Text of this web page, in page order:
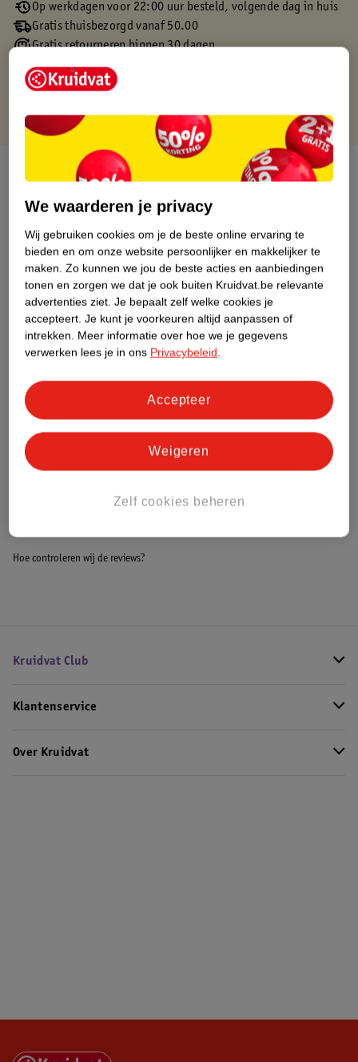
Op werkdagen voor 22:00 uur besteld, volgende dag in huis
Gratis thuisbezorgd vanaf 50.00
Gratis retourneren binnen 30 dagen
Gratis punten met je Kruidvat kaart
Over dit product
Productinformatie
Etiketinformatie
Nature Impact Score
Dit product heeft (nog) geen Nature
Impact Score.
Meer informatie
Bestel & Bezorginformatie
Hoe controleren wij de reviews?
Kruidvat Club
Klantenservice
Over Kruidvat
We waarderen je privacy
Wij gebruiken cookies om je de beste online ervaring te
bieden en om onze website persoonlijker en makkelijker te
maken. Zo kunnen we jou de beste acties en aanbiedingen
tonen en zorgen we dat je ook buiten Kruidvat.be relevante
advertenties ziet. Je bepaalt zelf welke cookies je
accepteert. Je kunt je voorkeuren altijd aanpassen of
intrekken. Meer informatie over hoe we je gegevens
verwerken lees je in ons Privacybeleid.
Zelf cookies beheren
Weigeren
Accepteer